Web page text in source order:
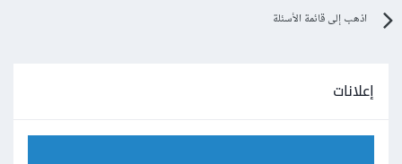
اذهب إلى قائمة الأسئلة
إعلانات